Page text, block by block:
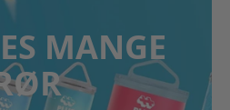
MANGE